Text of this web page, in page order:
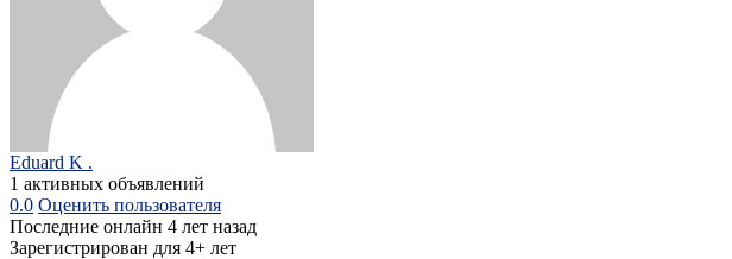
Eduard K .
1 активных объявлений
0.0 Оценить пользователя
Последние онлайн 4 лет назад
Зарегистрирован для 4+ лет